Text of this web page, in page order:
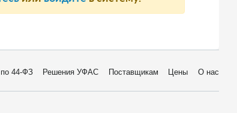
по 44-ФЗ Решения УФАС Поставщикам Цены О нас